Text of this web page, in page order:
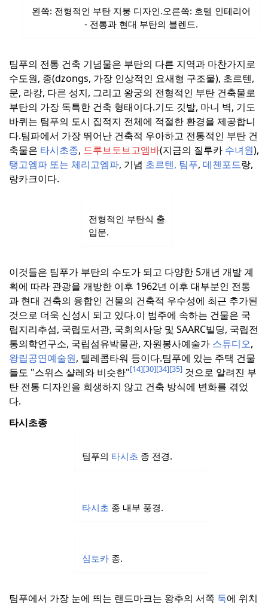
왼쪽: 전형적인 부탄 지붕 디자인.오른쪽: 호텔 인테리어
- 전통과 현대 부탄의 블렌드.
팀푸의 전통 건축 기념물은 부탄의 다른 지역과 마찬가지로
수도원, 종(dzongs, 가장 인상적인 요새형 구조물), 초르텐,
문, 라캉, 다른 성지, 그리고 왕궁의 전형적인 부탄 건축물로
부탄의 가장 독특한 건축 형태이다.기도 깃발, 마니 벽, 기도
바퀴는 팀푸의 도시 집적지 전체에 적절한 환경을 제공합니
다.팀파에서 가장 뛰어난 건축적 우아하고 전통적인 부탄 건
축물은 타시초종, 드루브토브고엠바(지금의 질루카 수녀원),
탱고엠파 또는 체리고엠파, 기념 초르텐, 팀푸, 데첸포드랑,
랑카크이다.
전형적인 부탄식 출
입문.
이것들은 팀푸가 부탄의 수도가 되고 다양한 5개년 개발 계
획에 따라 관광을 개방한 이후 1962년 이후 대부분인 전통
과 현대 건축의 융합인 건물의 건축적 우수성에 최근 추가된
것으로 더욱 신성시 되고 있다.이 범주에 속하는 건물은 국
립지리추섬, 국립도서관, 국회의사당 및 SAARC빌딩, 국립전
통의학연구소, 국립섬유박물관, 자원봉사예술가 스튜디오,
왕립공연예술원, 텔레콤타워 등이다.팀푸에 있는 주택 건물
들도 "스위스 샬레와 비슷한"[14][30][34][35] 것으로 알려진 부
탄 전통 디자인을 희생하지 않고 건축 방식에 변화를 겪었
다.
타시초종
팀푸의 타시초 종 전경.
타시초 종 내부 풍경.
심토카 종.
팀푸에서 가장 눈에 띄는 랜드마크는 왕추의 서쪽 둑에 위치